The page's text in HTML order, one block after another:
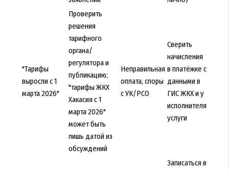
"Тарифы
выросли с 1
марта 2026"
Проверить
решения
тарифного
органа/
регулятора и
публикацию;
"тарифы ЖКХ
Хакасия с 1
марта 2026"
может быть
лишь датой из
обсуждений
Неправильная
оплата, споры
с УК/РСО
Сверить
начисления
в платёжке с
данными в
ГИС ЖКХ и у
исполнителя
услуги
Записаться в